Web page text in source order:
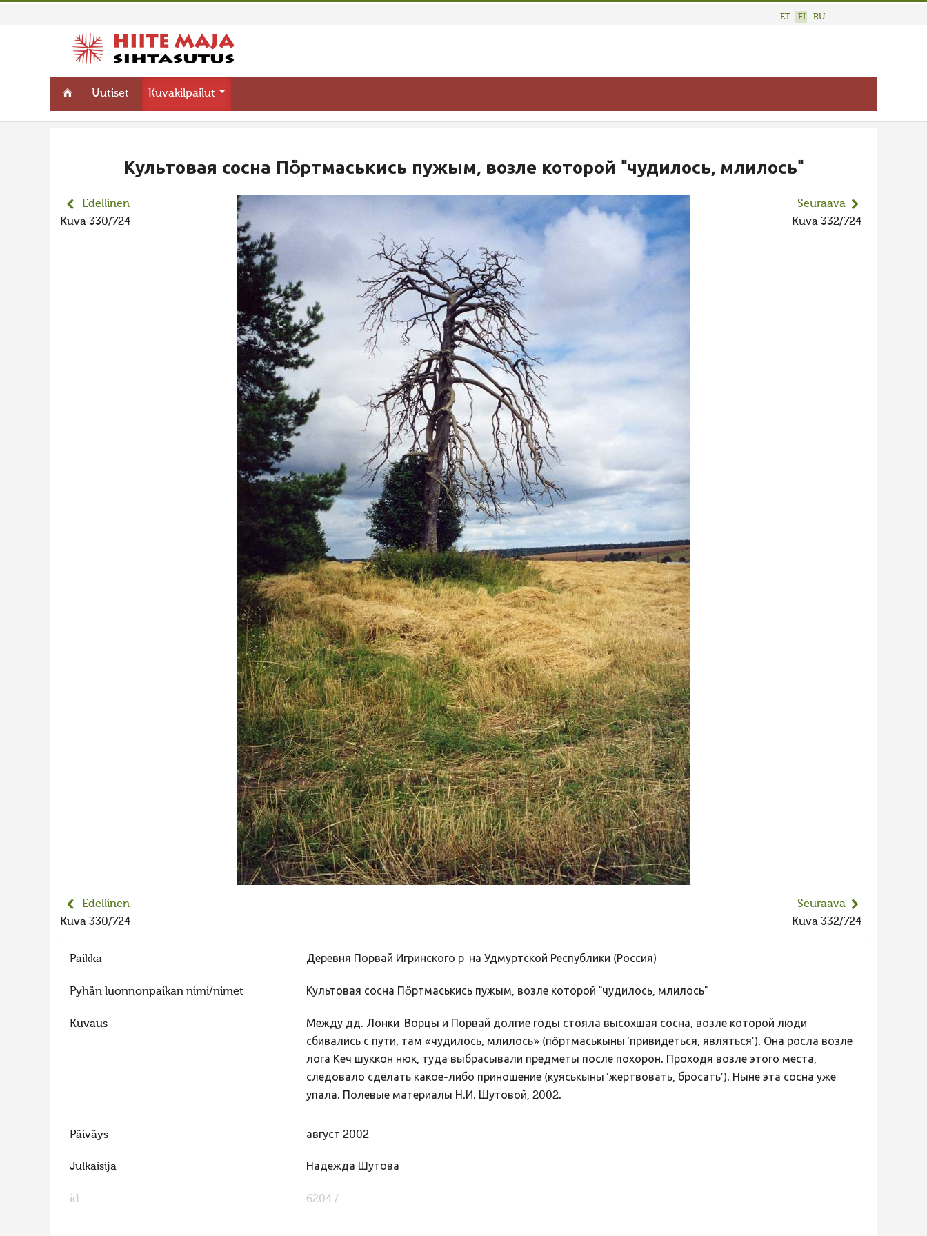
ET FI RU
Uutiset Kuvakilpailut
Культовая сосна Пöртмаськись пужым, возле которой "чудилось, млилось"
Edellinen
Kuva 330/724
Seuraava
Kuva 332/724
Edellinen
Kuva 330/724
Seuraava
Kuva 332/724
Paikka Деревня Порвай Игринского р-на Удмуртской Республики (Россия)
Pyhän luonnonpaikan nimi/nimet Культовая сосна Пöртмаськись пужым, возле которой "чудилось, млилось"
Kuvaus
Между дд. Лонки-Ворцы и Порвай долгие годы стояла высохшая сосна, возле которой люди
сбивались с пути, там «чудилось, млилось» (пöртмаськыны ‘привидеться, являться’). Она росла возле
лога Кеч шуккон нюк, туда выбрасывали предметы после похорон. Проходя возле этого места,
следовало сделать какое-либо приношение (куяськыны ‘жертвовать, бросать’). Ныне эта сосна уже
упала. Полевые материалы Н.И. Шутовой, 2002.
Päiväys август 2002
Julkaisija Надежда Шутова
id 6204 /